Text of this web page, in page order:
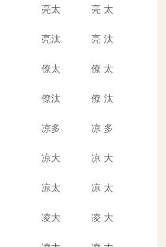
亮太 亮 太
亮汰 亮 汰
僚太 僚 太
僚汰 僚 汰
凉多 凉 多
凉大 凉 大
凉太 凉 太
凌大 凌 大